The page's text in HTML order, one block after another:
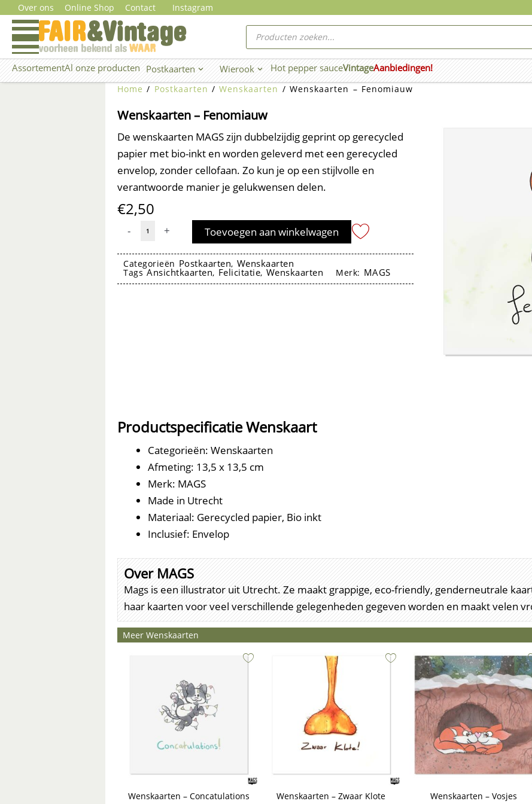
naar
inhoud
Over ons Online Shop Contact Instagram
Producten
zoeken
AssortementAl onze producten Postkaarten Open Postkaarten
Wierook Open Wierook
Hot pepper sauceVintageAanbiedingen!
Home / Postkaarten /Wenskaarten / Wenskaarten – Fenomiauw
Wenskaarten – Fenomiauw
De wenskaarten MAGS zijn dubbelzijdig geprint op gerecycled
papier met bio-inkt en worden geleverd met een gerecycled
envelop, zonder cellofaan. Zo kun je op een stijlvolle en
verantwoorde manier je gelukwensen delen.
€2,50
-
Wenskaarten
Fenomiauw
aantal
+ Toevoegen aan winkelwagen
Categorieën Postkaarten, Wenskaarten
Tags Ansichtkaarten, Felicitatie, Wenskaarten Merk: MAGS
Productspecificatie Wenskaart
Categorieën: Wenskaarten
Afmeting: 13,5 x 13,5 cm
Merk: MAGS
Made in Utrecht
Materiaal: Gerecycled papier, Bio inkt
Inclusief: Envelop
Over MAGS
Mags is een illustrator uit Utrecht. Ze maakt grappige, eco-friendly, genderneutrale
haar kaarten voor veel verschillende gelegenheden gegeven worden en maakt velen
Meer Wenskaarten
Wenskaarten – Concatulations Wenskaarten – Zwaar Klote Wenskaarten – Vosjes